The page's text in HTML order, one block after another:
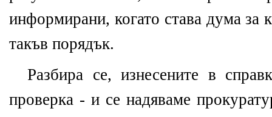
информирани, когато става дума за
такъв порядък.
Разбира се, изнесените в
проверка - и се надяваме